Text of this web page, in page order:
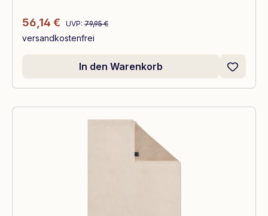
Verkaufspreis:
56,14 € Regulärer Preis:
UVP: 79,95 €
versandkostenfrei
In den Warenkorb